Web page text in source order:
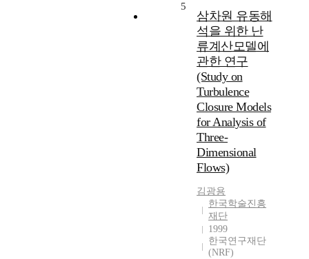
5
삼차원 유동해
석을 위한 난
류계산모델에
관한 연구
(Study on
Turbulence
Closure Models
for Analysis of
Three-
Dimensional
Flows)
김광용
한국학술진흥
재단
1999
한국연구재단
(NRF)